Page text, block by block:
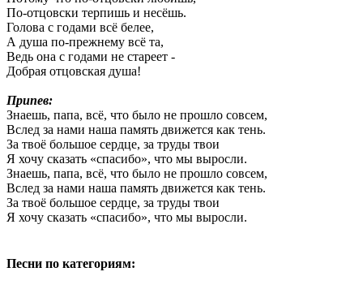
По-отцовски терпишь и несёшь.
Голова с годами всё белее,
А душа по-прежнему всё та,
Ведь она с годами не стареет -
Добрая отцовская душа!
Припев:
Знаешь, папа, всё, что было не прошло совсем,
Вслед за нами наша память движется как тень.
За твоё большое сердце, за труды твои
Я хочу сказать «спасибо», что мы выросли.
Знаешь, папа, всё, что было не прошло совсем,
Вслед за нами наша память движется как тень.
За твоё большое сердце, за труды твои
Я хочу сказать «спасибо», что мы выросли.
Песни по категориям: